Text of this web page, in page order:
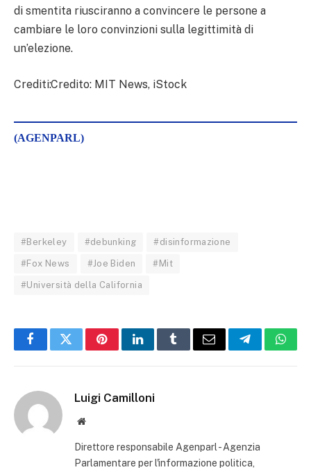
di smentita riusciranno a convincere le persone a
cambiare le loro convinzioni sulla legittimità di
un’elezione.
Crediti:Credito: MIT News, iStock
(AGENPARL)
#Berkeley #debunking #disinformazione
#Fox News #Joe Biden #Mit
#Università della California
FacebookTwitterPinterestLinkedInTumblrEmail Telegram
Luigi Camilloni
Website
Direttore responsabile Agenparl - Agenzia
Parlamentare per l'informazione politica,